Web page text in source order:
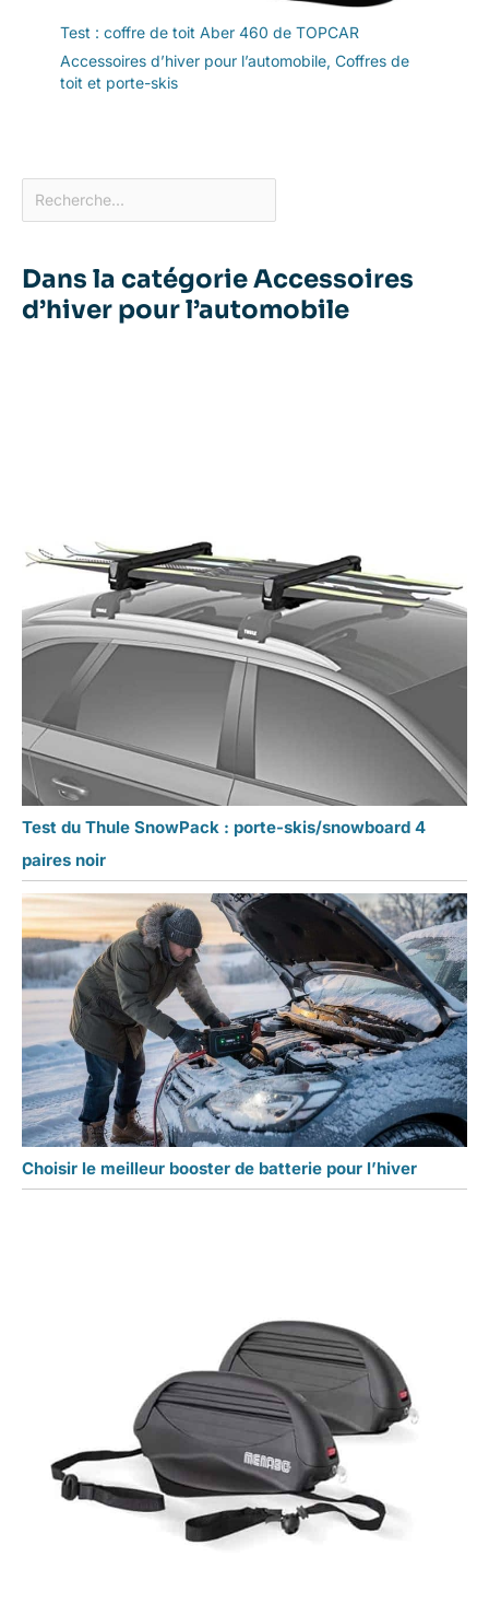
Test : coffre de toit Aber 460 de TOPCAR
Accessoires d’hiver pour l’automobile, Coffres de
toit et porte-skis
Dans la catégorie Accessoires
d’hiver pour l’automobile
Test du Thule SnowPack : porte-skis/snowboard 4
paires noir
Choisir le meilleur booster de batterie pour l’hiver